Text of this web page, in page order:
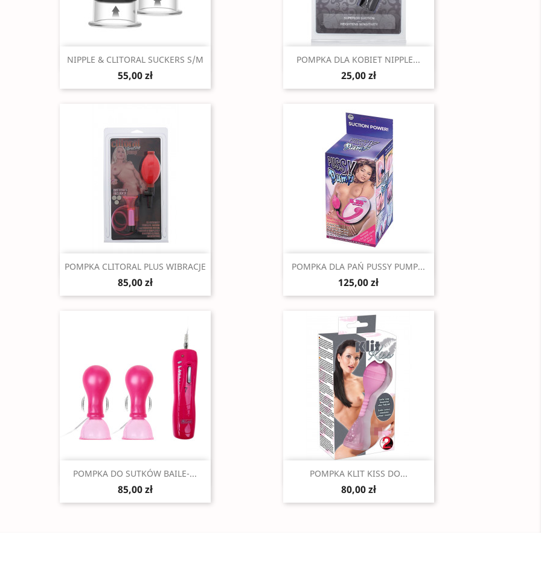
 Szybki podgląd
NIPPLE & CLITORAL SUCKERS S/M
55,00 zł
Szybki podgląd
POMPKA DLA KOBIET NIPPLE...
25,00 zł
Szybki podgląd
POMPKA CLITORAL PLUS WIBRACJE
85,00 zł
Szybki podgląd
POMPKA DLA PAŃ PUSSY PUMP...
125,00 zł
Szybki podgląd
POMPKA DO SUTKÓW BAILE-...
85,00 zł
Szybki podgląd
POMPKA KLIT KISS DO...
80,00 zł